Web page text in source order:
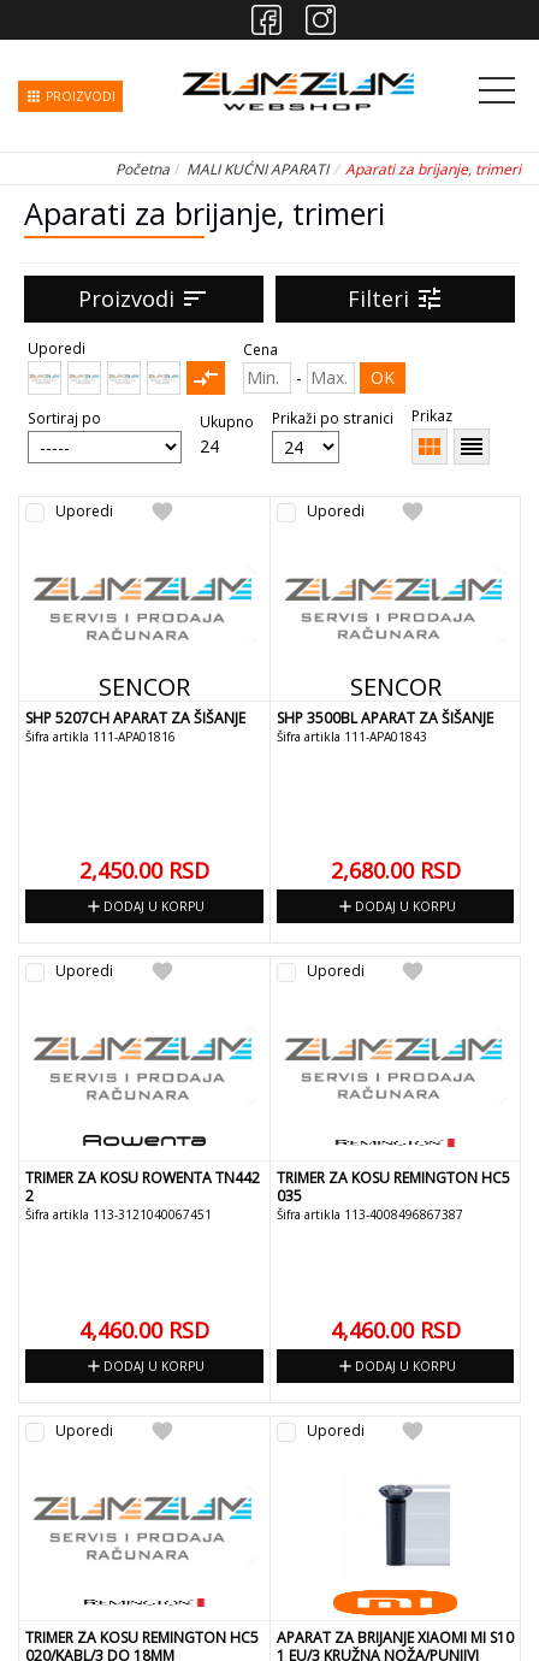
apps PROIZVODI
Početna MALI KUĆNI APARATI Aparati za brijanje, trimeri
Aparati za brijanje, trimeri
Proizvodi sort Filteri tune
Uporedi
compare_arrows
Cena
- OK
Sortiraj po Ukupno
24
Prikaži po stranici Prikaz
view_module reorder
favorite
Uporedi
SENCOR
SHP 5207CH APARAT ZA ŠIŠANJE
Šifra artikla 111-APA01816
2,450.00 RSD
add DODAJ U KORPU
favorite
Uporedi
SENCOR
SHP 3500BL APARAT ZA ŠIŠANJE
Šifra artikla 111-APA01843
2,680.00 RSD
add DODAJ U KORPU
favorite
Uporedi
TRIMER ZA KOSU ROWENTA TN442
2
Šifra artikla 113-3121040067451
4,460.00 RSD
add DODAJ U KORPU
favorite
Uporedi
TRIMER ZA KOSU REMINGTON HC5
035
Šifra artikla 113-4008496867387
4,460.00 RSD
add DODAJ U KORPU
favorite
Uporedi
TRIMER ZA KOSU REMINGTON HC5
020/KABL/3 DO 18MM
favorite
Uporedi
APARAT ZA BRIJANJE XIAOMI MI S10
1 EU/3 KRUŽNA NOŽA/PUNJIVI